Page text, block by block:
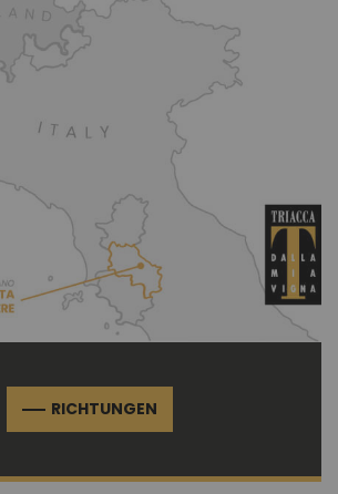
RICHTUNGEN